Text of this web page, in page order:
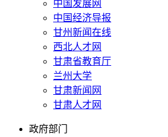
中国发展网
中国经济导报
甘州新闻在线
西北人才网
甘肃省教育厅
兰州大学
甘肃新闻网
甘肃人才网
政府部门